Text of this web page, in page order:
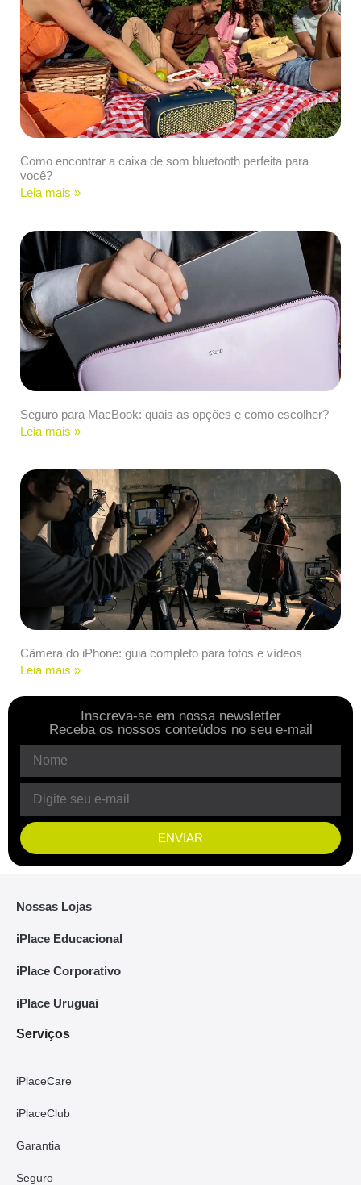
Como encontrar a caixa de som bluetooth perfeita para
você?
Leia mais »
Seguro para MacBook: quais as opções e como escolher?
Leia mais »
Câmera do iPhone: guia completo para fotos e vídeos
Leia mais »
Inscreva-se em nossa newsletter
Receba os nossos conteúdos no seu e-mail
ENVIAR
Nossas Lojas
iPlace Educacional
iPlace Corporativo
iPlace Uruguai
Serviços
iPlaceCare
iPlaceClub
Garantia
Seguro